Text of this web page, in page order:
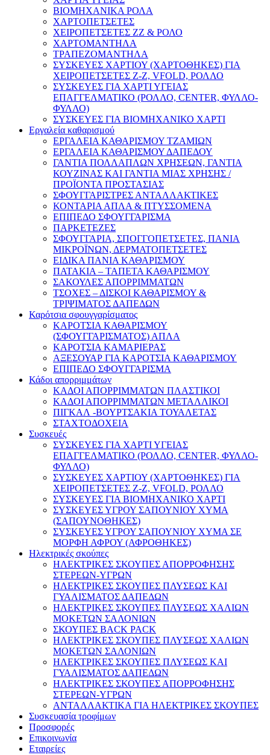
ΒΙΟΜΗΧΑΝΙΚΑ ΡΟΛΑ
ΧΑΡΤΟΠΕΤΣΕΤΕΣ
ΧΕΙΡΟΠΕΤΣΕΤΕΣ ΖΖ & ΡΟΛΟ
ΧΑΡΤΟΜΑΝΤΗΛΑ
ΤΡΑΠΕΖΟΜΑΝΤΗΛΑ
ΣΥΣΚΕΥΕΣ ΧΑΡΤΙΟΥ (ΧΑΡΤΟΘΗΚΕΣ) ΓΙΑ
ΧΕΙΡΟΠΕΤΣΕΤΕΣ Ζ-Ζ, VFOLD, ΡΟΛΛΟ
ΣΥΣΚΕΥΕΣ ΓΙΑ ΧΑΡΤΙ ΥΓΕΙΑΣ
ΕΠΑΓΓΕΛΜΑΤΙΚΟ (ΡΟΛΛΟ, CENTER, ΦΥΛΛΟ-
ΦΥΛΛΟ)
ΣΥΣΚΕΥΕΣ ΓΙΑ ΒΙΟΜΗΧΑΝΙΚΟ ΧΑΡΤΙ
Εργαλεία καθαρισμού
ΕΡΓΑΛΕΙΑ ΚΑΘΑΡΙΣΜΟΥ ΤΖΑΜΙΩΝ
ΕΡΓΑΛΕΙΑ ΚΑΘΑΡΙΣΜΟΥ ΔΑΠΕΔΟΥ
ΓΑΝΤΙΑ ΠΟΛΛΑΠΛΩΝ ΧΡΗΣΕΩΝ, ΓΑΝΤΙΑ
ΚΟΥΖΙΝΑΣ ΚΑΙ ΓΑΝΤΙΑ ΜΙΑΣ ΧΡΗΣΗΣ /
ΠΡΟΪΟΝΤΑ ΠΡΟΣΤΑΣΙΑΣ
ΣΦΟΥΓΓΑΡΙΣΤΡΕΣ ΑΝΤΑΛΛΑΚΤΙΚΕΣ
ΚΟΝΤΑΡΙΑ ΑΠΛΑ & ΠΤΥΣΣΟΜΕΝΑ
ΕΠΙΠΕΔΟ ΣΦΟΥΓΓΑΡΙΣΜΑ
ΠΑΡΚΕΤΕΖΕΣ
ΣΦΟΥΓΓΑΡΙΑ, ΣΠΟΓΓΟΠΕΤΣΕΤΕΣ, ΠΑΝΙΑ
ΜΙΚΡΟΪΝΩΝ, ΔΕΡΜΑΤΟΠΕΤΣΕΤΕΣ
ΕΙΔΙΚΑ ΠΑΝΙΑ ΚΑΘΑΡΙΣΜΟΥ
ΠΑΤΑΚΙΑ – ΤΑΠΕΤΑ ΚΑΘΑΡΙΣΜΟΥ
ΣΑΚΟΥΛΕΣ ΑΠΟΡΡΙΜΜΑΤΩΝ
ΤΣΟΧΕΣ – ΔΙΣΚΟΙ ΚΑΘΑΡΙΣΜΟΥ &
ΤΡΙΨΙΜΑΤΟΣ ΔΑΠΕΔΩΝ
Καρότσια σφουγγαρίσματος
ΚΑΡΟΤΣΙΑ ΚΑΘΑΡΙΣΜΟΥ
(ΣΦΟΥΓΓΑΡΙΣΜΑΤΟΣ) ΑΠΛΑ
ΚΑΡΟΤΣΙΑ ΚΑΜΑΡΙΕΡΑΣ
ΑΞΕΣΟΥΑΡ ΓΙΑ ΚΑΡΟΤΣΙΑ ΚΑΘΑΡΙΣΜΟΥ
ΕΠΙΠΕΔΟ ΣΦΟΥΓΓΑΡΙΣΜΑ
Κάδοι απορριμμάτων
ΚΑΔΟΙ ΑΠΟΡΡΙΜΜΑΤΩΝ ΠΛΑΣΤΙΚΟΙ
ΚΑΔΟΙ ΑΠΟΡΡΙΜΜΑΤΩΝ ΜΕΤΑΛΛΙΚΟΙ
ΠΙΓΚΑΛ -ΒΟΥΡΤΣΑΚΙΑ ΤΟΥΑΛΕΤΑΣ
ΣΤΑΧΤΟΔΟΧΕΙΑ
Συσκευές
ΣΥΣΚΕΥΕΣ ΓΙΑ ΧΑΡΤΙ ΥΓΕΙΑΣ
ΕΠΑΓΓΕΛΜΑΤΙΚΟ (ΡΟΛΛΟ, CENTER, ΦΥΛΛΟ-
ΦΥΛΛΟ)
ΣΥΣΚΕΥΕΣ ΧΑΡΤΙΟΥ (ΧΑΡΤΟΘΗΚΕΣ) ΓΙΑ
ΧΕΙΡΟΠΕΤΣΕΤΕΣ Ζ-Ζ, VFOLD, ΡΟΛΛΟ
ΣΥΣΚΕΥΕΣ ΓΙΑ ΒΙΟΜΗΧΑΝΙΚΟ ΧΑΡΤΙ
ΣΥΣΚΕΥΕΣ ΥΓΡΟΥ ΣΑΠΟΥΝΙΟΥ ΧΥΜΑ
(ΣΑΠΟΥΝΟΘΗΚΕΣ)
ΣΥΣΚΕΥΕΣ ΥΓΡΟΥ ΣΑΠΟΥΝΙΟΥ ΧΥΜΑ ΣΕ
ΜΟΡΦΗ ΑΦΡΟΥ (ΑΦΡΟΘΗΚΕΣ)
Ηλεκτρικές σκούπες
ΗΛΕΚΤΡΙΚΕΣ ΣΚΟΥΠΕΣ ΑΠΟΡΡΟΦΗΣΗΣ
ΣΤΕΡΕΩΝ-ΥΓΡΩΝ
ΗΛΕΚΤΡΙΚΕΣ ΣΚΟΥΠΕΣ ΠΛΥΣΕΩΣ ΚΑΙ
ΓΥΑΛΙΣΜΑΤΟΣ ΔΑΠΕΔΩΝ
ΗΛΕΚΤΡΙΚΕΣ ΣΚΟΥΠΕΣ ΠΛΥΣΕΩΣ ΧΑΛΙΩΝ
ΜΟΚΕΤΩΝ ΣΑΛΟΝΙΩΝ
ΣΚΟΥΠΕΣ BACK PACK
ΗΛΕΚΤΡΙΚΕΣ ΣΚΟΥΠΕΣ ΠΛΥΣΕΩΣ ΧΑΛΙΩΝ
ΜΟΚΕΤΩΝ ΣΑΛΟΝΙΩΝ
ΗΛΕΚΤΡΙΚΕΣ ΣΚΟΥΠΕΣ ΠΛΥΣΕΩΣ ΚΑΙ
ΓΥΑΛΙΣΜΑΤΟΣ ΔΑΠΕΔΩΝ
ΗΛΕΚΤΡΙΚΕΣ ΣΚΟΥΠΕΣ ΑΠΟΡΡΟΦΗΣΗΣ
ΣΤΕΡΕΩΝ-ΥΓΡΩΝ
ΑΝΤΑΛΛΑΚΤΙΚΑ ΓΙΑ ΗΛΕΚΤΡΙΚΕΣ ΣΚΟΥΠΕΣ
Συσκευασία τροφίμων
Προσφορές
Επικοινωνία
Εταιρείες